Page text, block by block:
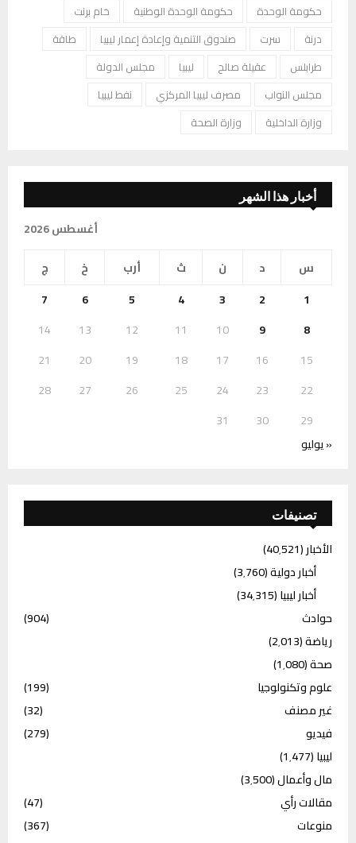
حكومة الوحدة
حكومة الوحدة الوطنية
خام برنت
درنة
سرت صندوق التنمية وإعادة إعمار ليبيا
طاقة
طرابلس
عقيلة صالح ليبيا
مجلس الدولة
مجلس النواب
مصرف ليبيا المركزي
نفط ليبيا
وزارة الداخلية
وزارة الصحة
أخبار هذا الشهر
أغسطس 2026
س
د ن ث أرب خ
ج
1
2
3
4
5
6
7
8
9
10
11
12
13
14
15
16
17
18
19
20
21
22
23
24
25
26
27
28
29
30
31
« يوليو
تصنيفات
الأخبار(40٬521)
أخبار دولية(3٬760)
أخبار ليبيا(34٬315)
حوادث
(904)
رياضة(2٬013)
صحة(1٬080)
علوم وتكنولوجيا
(199)
غير مصنف
(32)
فيديو
(279)
ليبيا(1٬477)
مال وأعمال(3٬500)
مقالات رأي
(47)
منوعات
(367)